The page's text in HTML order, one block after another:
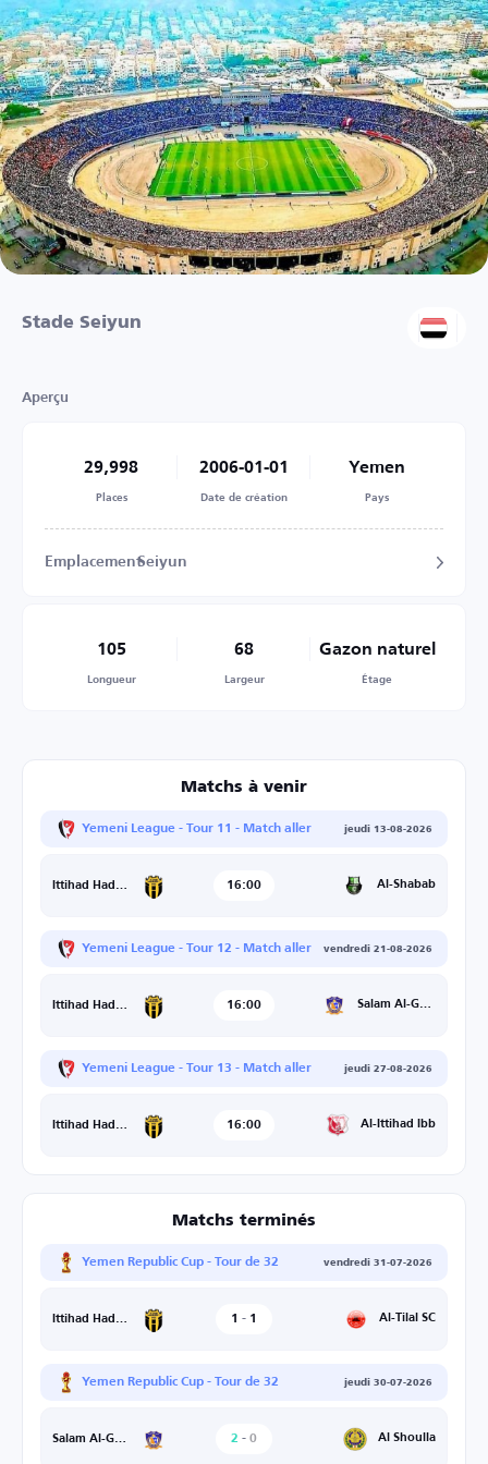
Stade Seiyun
Aperçu
29,998
Places
2006-01-01
Date de création
Yemen
Pays
EmplacementSeiyun
105
Longueur
68
Largeur
Gazon naturel
Étage
Matchs à venir
Yemeni League - Tour 11 - Match aller jeudi 13-08-2026
Ittihad Hadramaut 16:00 Al-Shabab
Yemeni League - Tour 12 - Match aller vendredi 21-08-2026
Ittihad Hadramaut 16:00 Salam Al-Gharfa
Yemeni League - Tour 13 - Match aller jeudi 27-08-2026
Ittihad Hadramaut 16:00 Al-Ittihad Ibb
Matchs terminés
Yemen Republic Cup - Tour de 32 vendredi 31-07-2026
Ittihad Hadramaut 1 - 1 Al-Tilal SC
Yemen Republic Cup - Tour de 32 jeudi 30-07-2026
Salam Al-Gharfa 2 - 0 Al Shoulla